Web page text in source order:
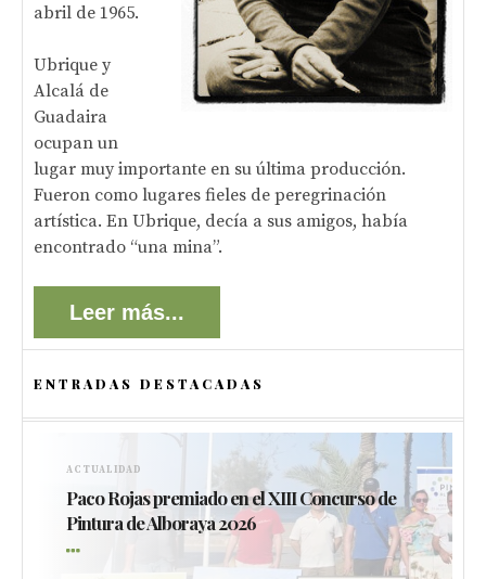
abril de 1965.
Ubrique y
Alcalá de
Guadaira
ocupan un
lugar muy importante en su última producción.
Fueron como lugares fieles de peregrinación
artística. En Ubrique, decía a sus amigos, había
encontrado “una mina”.
Leer más...
ENTRADAS DESTACADAS
ACTUALIDAD
Paco Rojas premiado en el XIII Concurso de
Pintura de Alboraya 2026